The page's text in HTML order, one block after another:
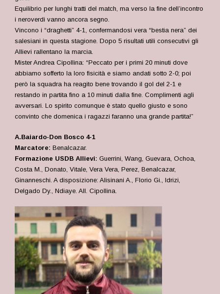
Equilibrio per lunghi tratti del match, ma verso la fine dell’incontro
i neroverdi vanno ancora segno.
Vincono i “draghetti” 4-1, confermandosi vera “bestia nera” dei
salesiani in questa stagione. Dopo 5 risultati utili consecutivi gli
Allievi rallentano la marcia.
Mister Andrea Cipollina: “Peccato per i primi 20 minuti dove
abbiamo sofferto la loro fisicità e siamo andati sotto 2-0; poi
però la squadra ha reagito bene trovando il gol del 2-1 e
restando in partita fino a 10 minuti dalla fine. Complimenti agli
avversari. Lo spirito comunque è stato quello giusto e sono
convinto che domenica i ragazzi faranno una grande partita!”
A.Baiardo-Don Bosco 4-1
Marcatore: Benalcazar.
Formazione USDB Allievi: Guerrini, Wang, Guevara, Ochoa,
Costa M., Donato, Vitale, Vera Vera, Perez, Benalcazar,
Ginanneschi. A disposizione: Alisinani A., Florio Gi., Idrizi,
Delgado Dy., Ndiaye. All. Cipollina.